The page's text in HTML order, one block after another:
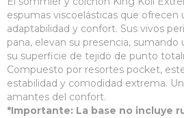
espumas viscoelásticas que ofrecen
adaptabilidad y confort. Sus vivos
pana, elevan su presencia, sumando
su superficie de tejido de punto
Compuesto por resortes pocket,
estabilidad y comodidad extrema.
amantes del confort.
*Importante: La base no incluye